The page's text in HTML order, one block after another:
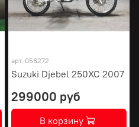
арт. 056272
Suzuki Djebel 250XC 2007
299000 руб
В корзину